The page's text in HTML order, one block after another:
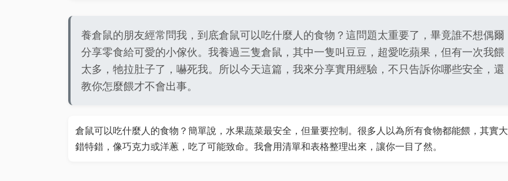
養倉鼠的朋友經常問我，到底倉鼠可以吃什麼人的食物？這問題太重要了，畢竟誰不想偶爾
分享零食給可愛的小傢伙。我養過三隻倉鼠，其中一隻叫豆豆，超愛吃蘋果，但有一次我餵
太多，牠拉肚子了，嚇死我。所以今天這篇，我來分享實用經驗，不只告訴你哪些安全，還
教你怎麼餵才不會出事。
倉鼠可以吃什麼人的食物？簡單說，水果蔬菜最安全，但量要控制。很多人以為所有食物都能餵，其實大
錯特錯，像巧克力或洋蔥，吃了可能致命。我會用清單和表格整理出來，讓你一目了然。